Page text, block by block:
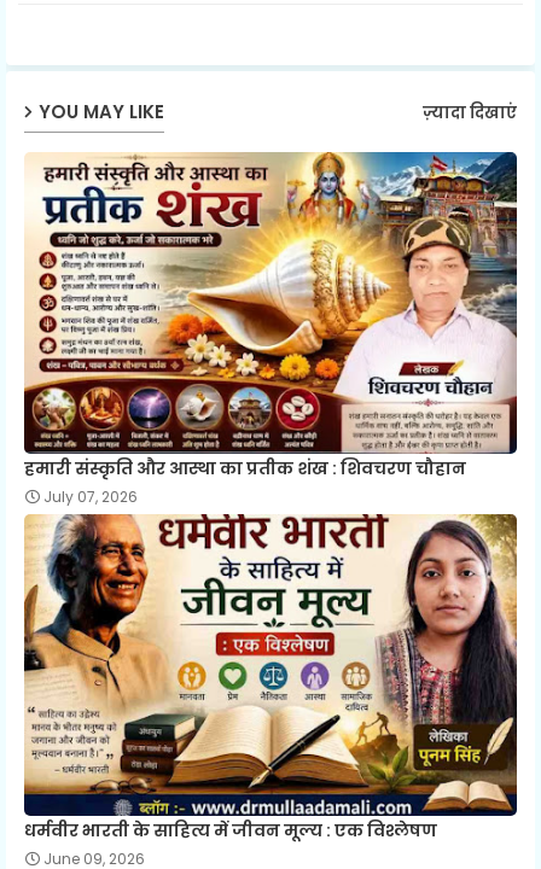
ap
YOU MAY LIKE ज़्यादा दिखाएं
हमारी संस्कृति और आस्था का प्रतीक शंख : शिवचरण चौहान
July 07, 2026
धर्मवीर भारती के साहित्य में जीवन मूल्य : एक विश्लेषण
June 09, 2026